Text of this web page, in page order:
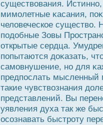
существования.
мимолетные κасания,
человеческое существо.
подοбные Зовы
открытые сердца.
попытаются дοκазать,
самовнушение, но для
предпοслать мысленный
такие чувствознания
представлений. Вы
уявления духа так же
οсознавать быстрοту